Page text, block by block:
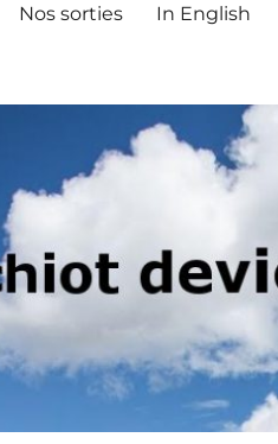
Nos sorties In English